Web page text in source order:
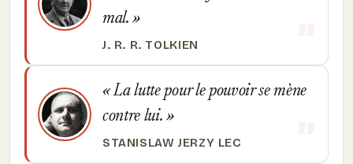
mal.
J. R. R. TOLKIEN
La lutte pour le pouvoir se mène
contre lui.
STANISLAW JERZY LEC